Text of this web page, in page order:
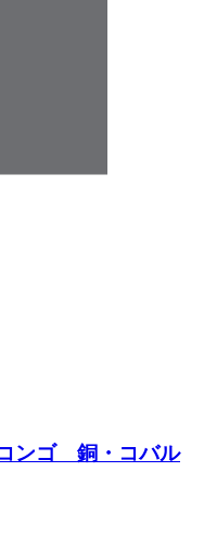
ンゴ 銅・コバル